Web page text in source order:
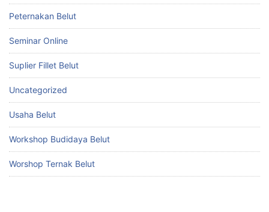
Peternakan Belut
Seminar Online
Suplier Fillet Belut
Uncategorized
Usaha Belut
Workshop Budidaya Belut
Worshop Ternak Belut